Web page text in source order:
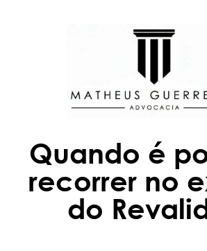
Quando é
recorrer no
do